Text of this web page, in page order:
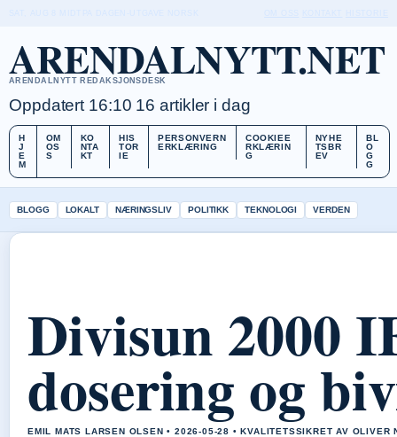
ARENDALNYTT.NET
ARENDALNYTT REDAKSJONSDESK
Oppdatert 16:10 16 artikler i dag
H
J
E
M
OM
OS
S
KO
NTA
KT
HIS
TOR
IE
PERSONVERN
ERKLÆRING
COOKIEE
RKLÆRIN
G
NYHE
TSBR
EV
BL
O
G
G
BLOGG LOKALT NÆRINGSLIV POLITIKK TEKNOLOGI VERDEN
Divisun 2000
dosering og
EMIL MATS LARSEN OLSEN • 2026-05-28 • KVALITETSSIKRET AV OLIVER